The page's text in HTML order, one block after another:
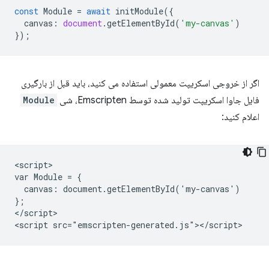
const Module = await initModule({
canvas : document.getElementById( 'my-canvas' )
});
اگر از خروجی اسکریپت معمولی استفاده می کنید، باید قبل از بارگیری
فایل جاوا اسکریپت تولید شده توسط Emscripten، شی
Module
اعلام کنید:
<script>
var Module = {
  canvas: document.getElementById('my-canvas')
};
</script>